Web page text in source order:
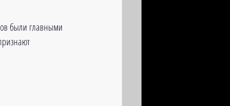
были главными